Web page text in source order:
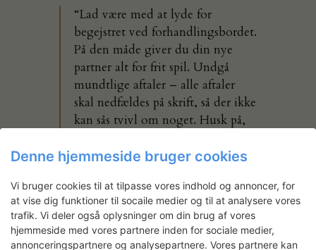
“Lad være med at lyde for
begejstret ved forhandlingsbordet.
På den måde giver du din nye
partner alt for frit spil. Undgå
mundtlige aftaler – alle aftaler
skal nedfældes på skrift, så der ikke
kan sås tvivl om noget. Husk på,
Hvis du f.eks. har præsenteret dit
vedkommende siger, at I muligvis
kan lave en aftale, betyder det
som regel, at det kan der ikke
være tale om. Du går måske derfra
Denne hjemmeside bruger cookies
Vi bruger cookies til at tilpasse vores indhold og annoncer, for
at vise dig funktioner til socaile medier og til at analysere vores
trafik. Vi deler også oplysninger om din brug af vores
hjemmeside med vores partnere inden for sociale medier,
annonceringspartnere og analysepartnere. Vores partnere kan